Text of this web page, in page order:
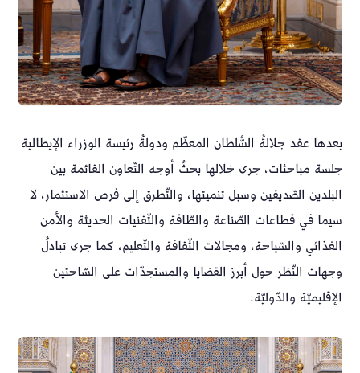
بعدها عقد جلالةُ السُّلطان المعظّم ودولةُ رئيسة الوزراء الإيطالية
جلسة مباحثات، جرى خلالها بحثُ أوجه التّعاون القائمة بين
البلدين الصّديقين وسبل تنميتها، والتّطرق إلى فرص الاستثمار، لا
سيما في قطاعات الصّناعة والطّاقة والتّقنيات الحديثة والأمن
الغذائي والسّياحة، ومجالات الثّقافة والتّعليم، كما جرى تبادلُ
وجهات النّظر حول أبرز القضايا والمستجدّات على السّاحتين
الإقليميّة والدّوليّة.